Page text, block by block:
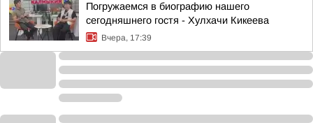
Погружаемся в биографию нашего
сегодняшнего гостя - Хулхачи Кикеева
Вчера, 17:39